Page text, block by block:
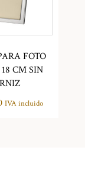
FOTO
CM SIN
IVA incluido